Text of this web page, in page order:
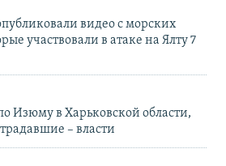
видео с морских
участвовали в атаке на Ялту 7
Изюму в Харьковской области,
– власти